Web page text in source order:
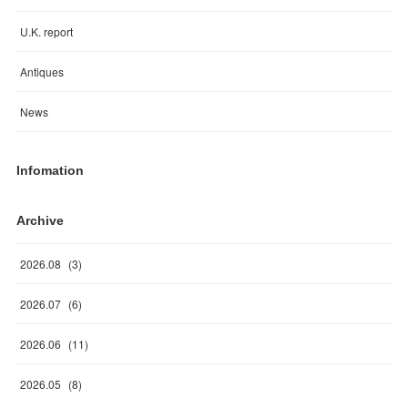
U.K. report
Antiques
News
Infomation
Archive
2026.08 (3)
2026.07 (6)
2026.06 (11)
2026.05 (8)